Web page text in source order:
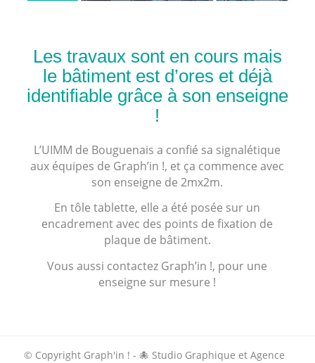
Les travaux sont en cours mais
le bâtiment est d’ores et déjà
identifiable grâce à son enseigne
!
L’UIMM de Bouguenais a confié sa signalétique
aux équipes de Graph’in !, et ça commence avec
son enseigne de 2mx2m.
En tôle tablette, elle a été posée sur un
encadrement avec des points de fixation de
plaque de bâtiment.
Vous aussi contactez Graph’in !, pour une
enseigne sur mesure !
© Copyright Graph'in ! - 🐙 Studio Graphique et Agence